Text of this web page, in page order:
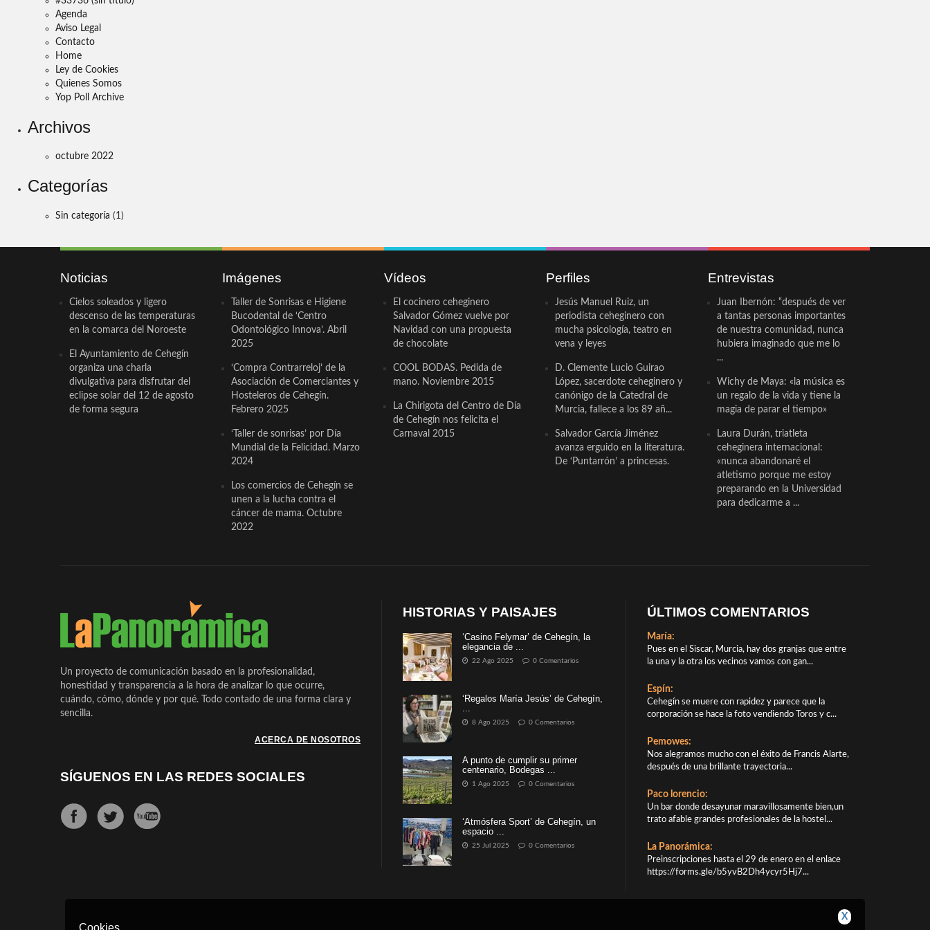
Agenda
Aviso Legal
Contacto
Home
Ley de Cookies
Quienes Somos
Yop Poll Archive
Archivos
octubre 2022
Categorías
Sin categoría (1)
Noticias
Cielos soleados y ligero
descenso de las temperaturas
en la comarca del Noroeste
El Ayuntamiento de Cehegín
organiza una charla
divulgativa para disfrutar del
eclipse solar del 12 de agosto
de forma segura
Imágenes
Taller de Sonrisas e Higiene
Bucodental de ‘Centro
Odontológico Innova’. Abril
2025
‘Compra Contrarreloj’ de la
Asociación de Comerciantes y
Hosteleros de Cehegín.
Febrero 2025
‘Taller de sonrisas’ por Día
Mundial de la Felicidad. Marzo
2024
Los comercios de Cehegín se
unen a la lucha contra el
cáncer de mama. Octubre
2022
Vídeos
El cocinero ceheginero
Salvador Gómez vuelve por
Navidad con una propuesta
de chocolate
COOL BODAS. Pedida de
mano. Noviembre 2015
La Chirigota del Centro de Día
de Cehegín nos felicita el
Carnaval 2015
Perfiles
Jesús Manuel Ruiz, un
periodista ceheginero con
mucha psicología, teatro en
vena y leyes
D. Clemente Lucio Guirao
López, sacerdote ceheginero y
canónigo de la Catedral de
Murcia, fallece a los 89 añ...
Salvador García Jiménez
avanza erguido en la literatura.
De ‘Puntarrón’ a princesas.
Entrevistas
Juan Ibernón: “después de ver
a tantas personas importantes
de nuestra comunidad, nunca
hubiera imaginado que me lo
...
Wichy de Maya: «la música es
un regalo de la vida y tiene la
magia de parar el tiempo»
Laura Durán, triatleta
ceheginera internacional:
«nunca abandonaré el
atletismo porque me estoy
preparando en la Universidad
para dedicarme a ...
Un proyecto de comunicación basado en la profesionalidad,
honestidad y transparencia a la hora de analizar lo que ocurre,
cuándo, cómo, dónde y por qué. Todo contado de una forma clara y
sencilla.
ACERCA DE NOSOTROS
SÍGUENOS EN LAS REDES SOCIALES
HISTORIAS Y PAISAJES
‘Casino Felymar’ de Cehegín, la
elegancia de ...
22 Ago 2025 0 Comentarios
‘Regalos María Jesús’ de Cehegín,
...
8 Ago 2025 0 Comentarios
A punto de cumplir su primer
centenario, Bodegas ...
1 Ago 2025 0 Comentarios
‘Atmósfera Sport’ de Cehegín, un
espacio ...
25 Jul 2025 0 Comentarios
ÚLTIMOS COMENTARIOS
María:
Pues en el Siscar, Murcia, hay dos granjas que entre
la una y la otra los vecinos vamos con gan...
Espín:
Cehegín se muere con rapidez y parece que la
corporación se hace la foto vendiendo Toros y c...
Pemowes:
Nos alegramos mucho con el éxito de Francis Alarte,
después de una brillante trayectoria...
Paco lorencio:
Un bar donde desayunar maravillosamente bien,un
trato afable grandes profesionales de la hostel...
La Panorámica:
Preinscripciones hasta el 29 de enero en el enlace
https://forms.gle/b5yvB2Dh4ycyr5Hj7...
X
Cookies